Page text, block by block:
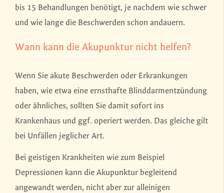
bis 15 Behandlungen benötigt, je nachdem wie schwer
und wie lange die Beschwerden schon andauern.
Wann kann die Akupunktur nicht helfen?
Wenn Sie akute Beschwerden oder Erkrankungen
haben, wie etwa eine ernsthafte Blinddarmentzündung
oder ähnliches, sollten Sie damit sofort ins
Krankenhaus und ggf. operiert werden. Das gleiche gilt
bei Unfällen jeglicher Art.
Bei geistigen Krankheiten wie zum Beispiel
Depressionen kann die Akupunktur begleitend
angewandt werden, nicht aber zur alleinigen